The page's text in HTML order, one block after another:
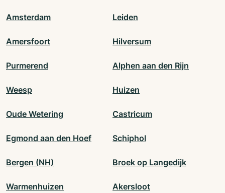
Amsterdam Leiden
Amersfoort Hilversum
Purmerend Alphen aan den Rijn
Weesp Huizen
Oude Wetering Castricum
Egmond aan den Hoef Schiphol
Bergen (NH) Broek op Langedijk
Warmenhuizen Akersloot